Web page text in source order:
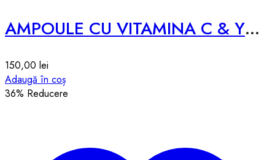
AMPOULE CU VITAMINA C & YUZU – 50ml
150,00 lei
Adaugă în coș
36% Reducere